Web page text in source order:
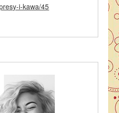
i-kawa/45